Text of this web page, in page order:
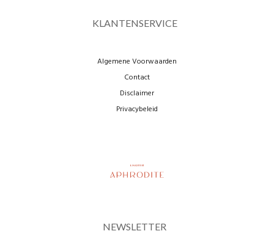
KLANTENSERVICE
Algemene Voorwaarden
Contact
Disclaimer
Privacybeleid
NEWSLETTER